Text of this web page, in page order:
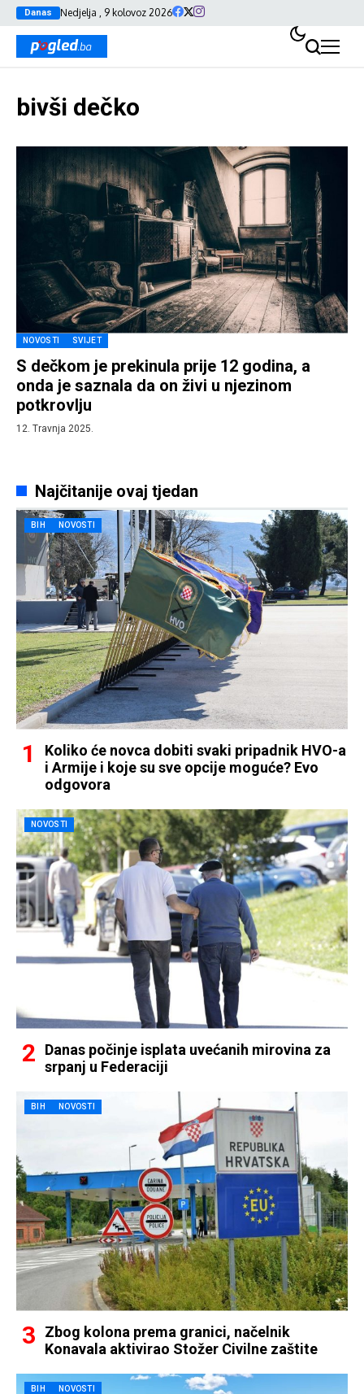
Danas Nedjelja , 9 kolovoz 2026
bivši dečko
NOVOSTI SVIJET
S dečkom je prekinula prije 12 godina, a
onda je saznala da on živi u njezinom
potkrovlju
12. Travnja 2025.
Najčitanije ovaj tjedan
BIH NOVOSTI
Koliko će novca dobiti svaki pripadnik HVO-a
i Armije i koje su sve opcije moguće? Evo
odgovora
NOVOSTI
Danas počinje isplata uvećanih mirovina za
srpanj u Federaciji
BIH NOVOSTI
Zbog kolona prema granici, načelnik
Konavala aktivirao Stožer Civilne zaštite
BIH NOVOSTI